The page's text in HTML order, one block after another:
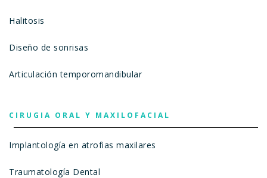
Halitosis
Diseño de sonrisas
Articulación temporomandibular
CIRUGIA ORAL Y MAXILOFACIAL
Implantología en atrofias maxilares
Traumatología Dental